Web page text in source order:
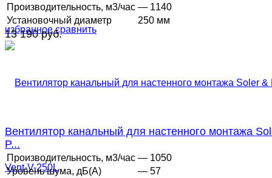
избранное сравнить
Производительность, м3/час — 1140
Установочный диаметр
250 мм
13 190 руб.
Вентилятор канальный для настенного монтажа
P...
Производительность, м3/час — 1050
Уровень шума, дБ(А)
— 57